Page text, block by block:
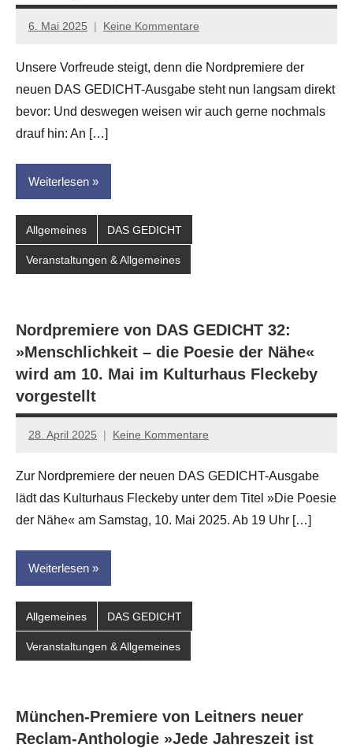
6. Mai 2025
Jan-
Hornauer
für
dasgedichtblog
Keine Kommentare
Unsere Vorfreude steigt, denn die Nordpremiere der
neuen DAS GEDICHT-Ausgabe steht nun langsam direkt
bevor: Und deswegen weisen wir auch gerne nochmals
drauf hin: An […]
Weiterlesen
Allgemeines DAS GEDICHT
Veranstaltungen & Allgemeines
Nordpremiere von DAS GEDICHT 32:
»Menschlichkeit – die Poesie der Nähe«
wird am 10. Mai im Kulturhaus Fleckeby
vorgestellt
28. April 2025
Jan-
Hornauer
für
dasgedichtblog
Keine Kommentare
Zur Nordpremiere der neuen DAS GEDICHT-Ausgabe
lädt das Kulturhaus Fleckeby unter dem Titel »Die Poesie
der Nähe« am Samstag, 10. Mai 2025. Ab 19 Uhr […]
Weiterlesen
Allgemeines DAS GEDICHT
Veranstaltungen & Allgemeines
München-Premiere von Leitners neuer
Reclam-Anthologie »Jede Jahreszeit ist